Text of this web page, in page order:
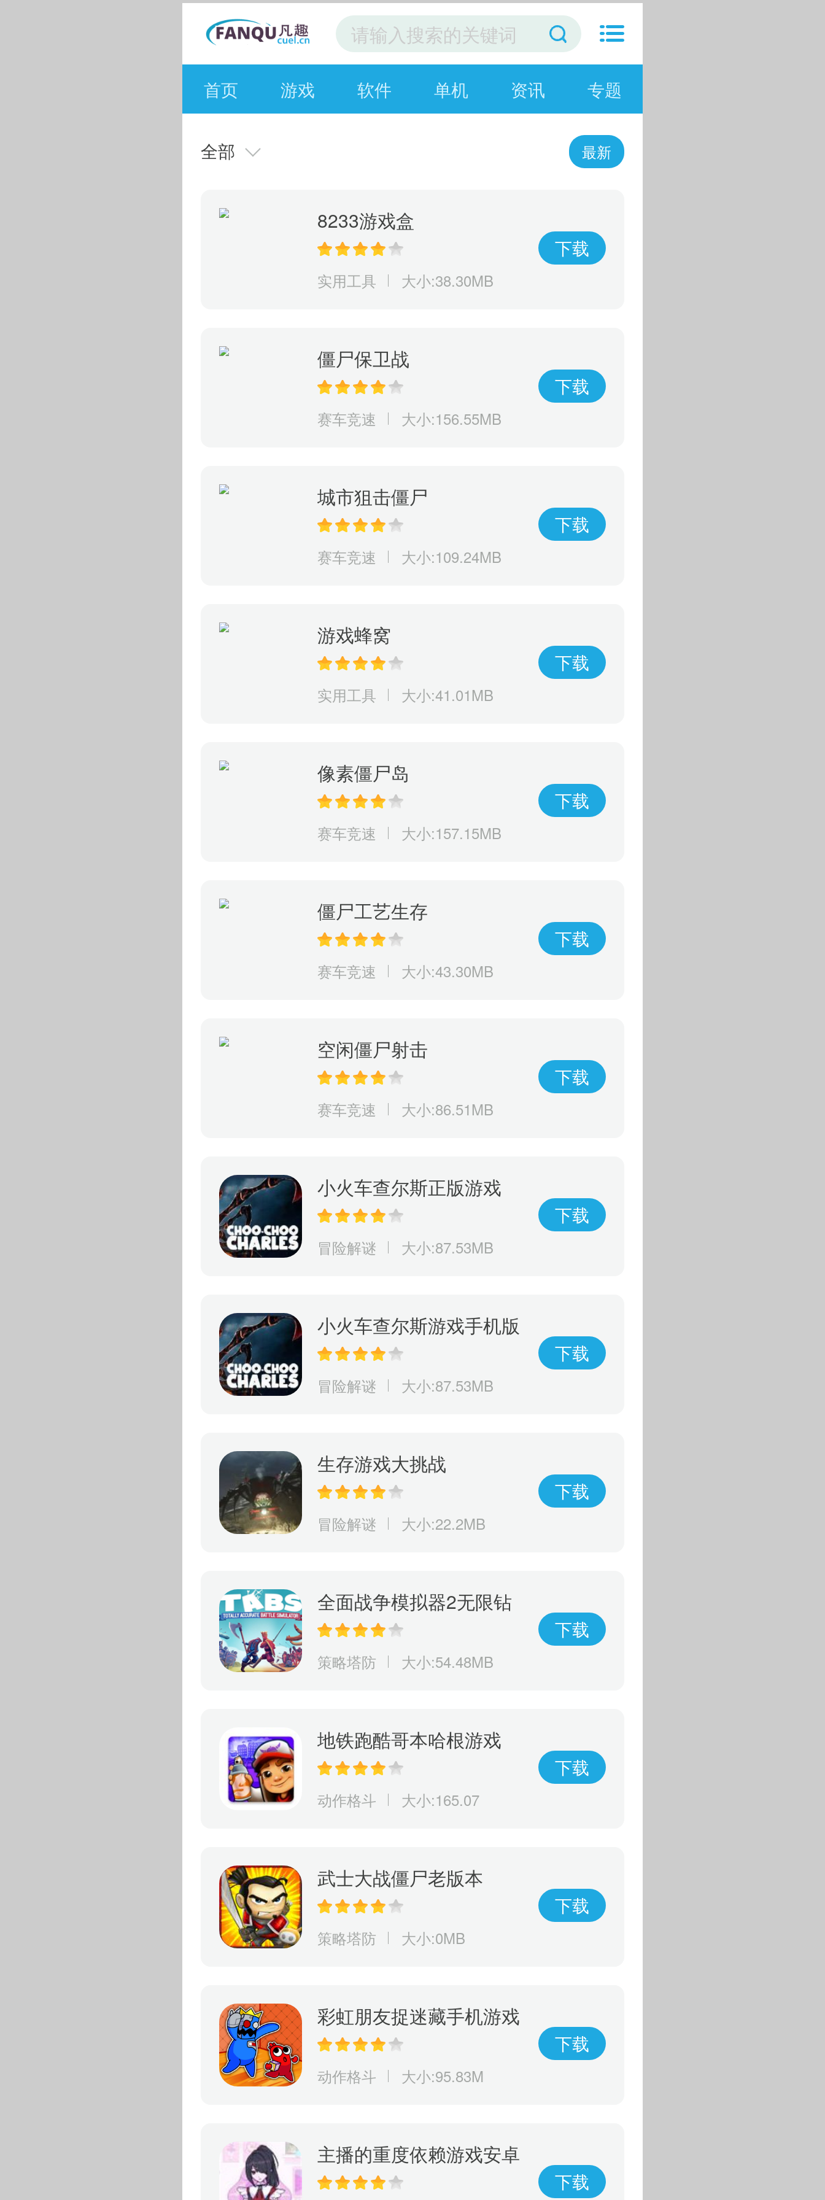
首页 游戏 软件 单机 资讯 专题
全部 最新
8233游戏盒
实用工具 大小:38.30MB
下载
僵尸保卫战
赛车竞速 大小:156.55MB
下载
城市狙击僵尸
赛车竞速 大小:109.24MB
下载
游戏蜂窝
实用工具 大小:41.01MB
下载
像素僵尸岛
赛车竞速 大小:157.15MB
下载
僵尸工艺生存
赛车竞速 大小:43.30MB
下载
空闲僵尸射击
赛车竞速 大小:86.51MB
下载
小火车查尔斯正版游戏
冒险解谜 大小:87.53MB
下载
小火车查尔斯游戏手机版
冒险解谜 大小:87.53MB
下载
生存游戏大挑战
冒险解谜 大小:22.2MB
下载
全面战争模拟器2无限钻
石版
策略塔防 大小:54.48MB
下载
地铁跑酷哥本哈根游戏
动作格斗 大小:165.07
下载
武士大战僵尸老版本
策略塔防 大小:0MB
下载
彩虹朋友捉迷藏手机游戏
动作格斗 大小:95.83M
下载
主播的重度依赖游戏安卓
下载